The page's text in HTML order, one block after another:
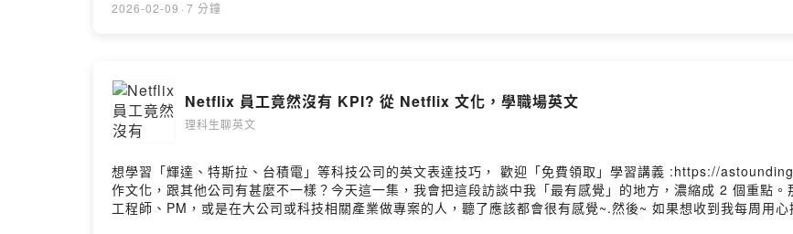
2026-02-09 · 7 分鐘
Netflix 員工竟然沒有 KPI? 從 Netflix 文化，學職場英文
理科生聊英文
想學習「輝達、特斯拉、台積電」等科技公司的英文表達技巧， 歡迎「免費領取」學習講義 :https://
作文化，跟其他公司有甚麼不一樣？今天這一集，我會把這段訪談中我「最有感覺」的地方，濃縮成 2 個重點
工程師、PM，或是在大公司或科技相關產業做專案的人，聽了應該都會很有感覺~.然後~ 如果想收到我每周用